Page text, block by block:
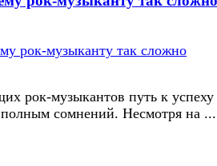
рок-музыкантов путь к успеху
сомнений. Несмотря на ...